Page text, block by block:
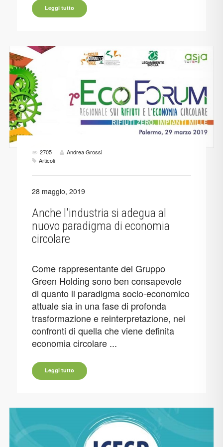
Leggi tutto
2705
Andrea Grossi
Articoli
28 maggio, 2019
Anche l'industria si adegua al
nuovo paradigma di economia
circolare
Come rappresentante del Gruppo
Green Holding sono ben consapevole
di quanto il paradigma socio-economico
attuale sia in una fase di profonda
trasformazione e reinterpretazione, nei
confronti di quella che viene definita
economia circolare ...
Leggi tutto